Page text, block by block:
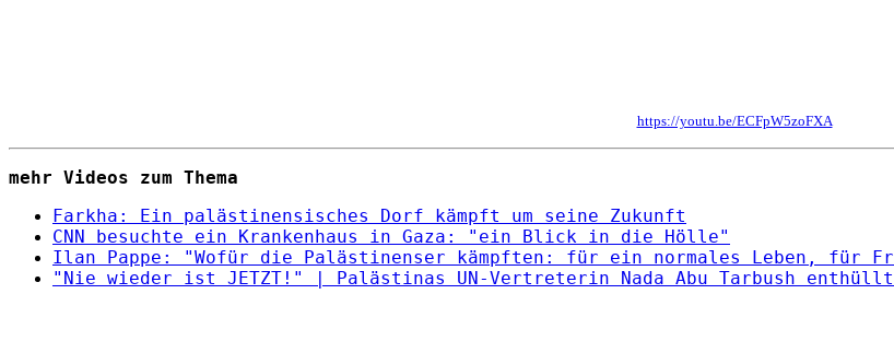
https://youtu.be/ECFpW5zoFXA
mehr Videos zum Thema
Farkha: Ein palästinensisches Dorf kämpft um seine Zukunft
CNN besuchte ein Krankenhaus in Gaza: "ein Blick in die Hölle"
Ilan Pappe: "Wofür die Palästinenser kämpften: für ein normales Leben,
"Nie wieder ist JETZT!" | Palästinas UN-Vertreterin Nada Abu Tarbush